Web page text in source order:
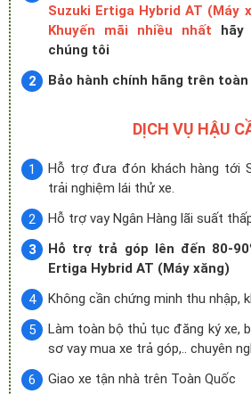
Suzuki Ertiga Hybrid AT (Máy
Khuyến mãi nhiều nhất hãy
chúng tôi
Bảo hành chính hãng trên toàn
DỊCH VỤ HẬU
Hỗ trợ đưa đón khách hàng tới
trải nghiệm lái thử xe.
Hỗ trợ vay Ngân Hàng lãi suất
Hỗ trợ trả góp lên đến 80-
Ertiga Hybrid AT (Máy xăng)
Không cần chứng minh thu nhập,
Làm toàn bộ thủ tục đăng ký xe,
sơ vay mua xe trả góp,.. chuyên
Giao xe tận nhà trên Toàn Quốc